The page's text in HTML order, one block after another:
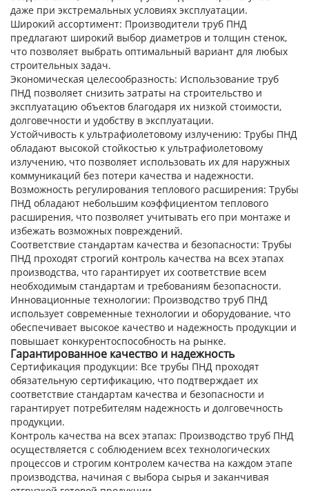
даже при экстремальных условиях эксплуатации.
Широкий ассортимент: Производители труб ПНД
предлагают широкий выбор диаметров и толщин стенок,
что позволяет выбрать оптимальный вариант для любых
строительных задач.
Экономическая целесообразность: Использование труб
ПНД позволяет снизить затраты на строительство и
эксплуатацию объектов благодаря их низкой стоимости,
долговечности и удобству в эксплуатации.
Устойчивость к ультрафиолетовому излучению: Трубы ПНД
обладают высокой стойкостью к ультрафиолетовому
излучению, что позволяет использовать их для наружных
коммуникаций без потери качества и надежности.
Возможность регулирования теплового расширения: Трубы
ПНД обладают небольшим коэффициентом теплового
расширения, что позволяет учитывать его при монтаже и
избежать возможных повреждений.
Соответствие стандартам качества и безопасности: Трубы
ПНД проходят строгий контроль качества на всех этапах
производства, что гарантирует их соответствие всем
необходимым стандартам и требованиям безопасности.
Инновационные технологии: Производство труб ПНД
использует современные технологии и оборудование, что
обеспечивает высокое качество и надежность продукции и
повышает конкурентоспособность на рынке.
Гарантированное качество и надежность
Сертификация продукции: Все трубы ПНД проходят
обязательную сертификацию, что подтверждает их
соответствие стандартам качества и безопасности и
гарантирует потребителям надежность и долговечность
продукции.
Контроль качества на всех этапах: Производство труб ПНД
осуществляется с соблюдением всех технологических
процессов и строгим контролем качества на каждом этапе
производства, начиная с выбора сырья и заканчивая